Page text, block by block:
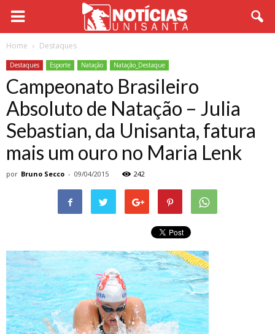
Home Destaques
Destaques Esporte Natação Natação_Destaque
Campeonato Brasileiro
Absoluto de Natação – Julia
Sebastian, da Unisanta, fatura
mais um ouro no Maria Lenk
por Bruno Secco - 09/04/2015 242